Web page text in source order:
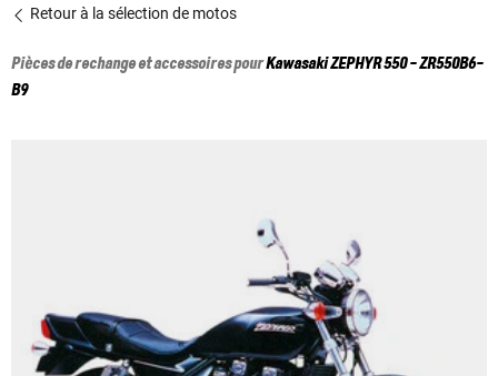
Retour à la sélection de motos
Pièces de rechange et accessoires pourKawasakiZEPHYR 550 - ZR550B6-
B9